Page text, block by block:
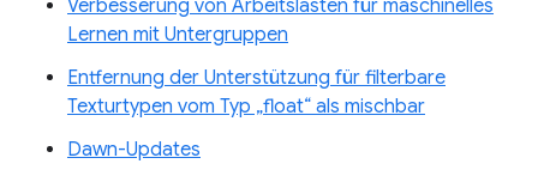
Verbesserung von Arbeitslasten für maschinelles
Lernen mit Untergruppen
Entfernung der Unterstützung für filterbare
Texturtypen vom Typ „float“ als mischbar
Dawn-Updates